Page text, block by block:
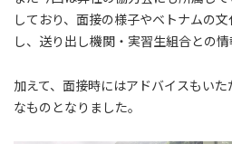
しており、面接の様子やベトナムの
し、送り出し機関・実習生組合との情
加えて、面接時にはアドバイスもい
なものとなりました。